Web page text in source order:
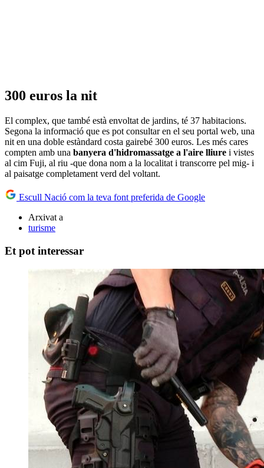
300 euros la nit
El complex, que també està envoltat de jardins, té 37 habitacions.
Segona la informació que es pot consultar en el seu portal web, una
nit en una doble estàndard costa gairebé 300 euros. Les més cares
compten amb una banyera d'hidromassatge a l'aire lliure i vistes
al cim Fuji, al riu -que dona nom a la localitat i transcorre pel mig- i
al paisatge completament verd del voltant.
Escull Nació com la teva font preferida de Google
Arxivat a
turisme
Et pot interessar